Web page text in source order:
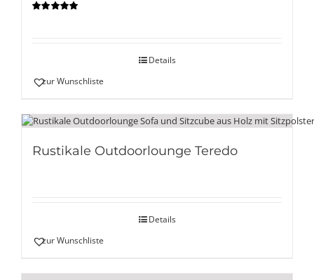
Details
zur Wunschliste
Rustikale Outdoorlounge Teredo
Details
zur Wunschliste